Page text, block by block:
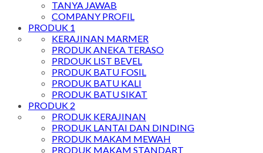
TANYA JAWAB
COMPANY PROFIL
PRODUK 1
KERAJINAN MARMER
PRODUK ANEKA TERASO
PRDOUK LIST BEVEL
PRODUK BATU FOSIL
PRODUK BATU KALI
PRODUK BATU SIKAT
PRODUK 2
PRODUK KERAJINAN
PRODUK LANTAI DAN DINDING
PRODUK MAKAM MEWAH
PRODUK MAKAM STANDART